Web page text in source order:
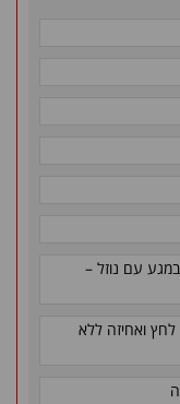
עם נוזל –
לחץ ואחיזה ללא